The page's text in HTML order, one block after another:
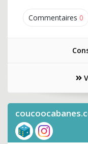
Commentaires 0